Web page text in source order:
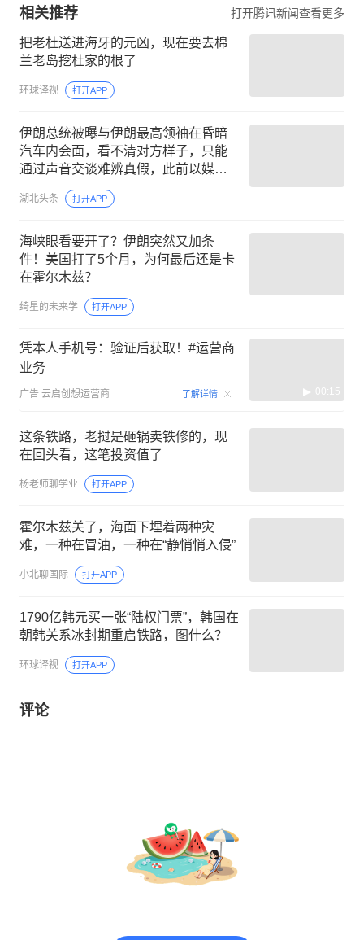
相关推荐 打开腾讯新闻查看更多
把老杜送进海牙的元凶，现在要去棉
兰老岛挖杜家的根了
环球译视 打开APP
伊朗总统被曝与伊朗最高领袖在昏暗
汽车内会面，看不清对方样子，只能
通过声音交谈难辨真假，此前以媒称
穆杰塔巴处于极度危急状态随时会死
湖北头条 打开APP
海峡眼看要开了？伊朗突然又加条
件！美国打了5个月，为何最后还是卡
在霍尔木兹？
绮星的未来学 打开APP
凭本人手机号：验证后获取！#运营商
业务
广告 云启创想运营商 了解详情 00:15
这条铁路，老挝是砸锅卖铁修的，现
在回头看，这笔投资值了
杨老师聊学业 打开APP
霍尔木兹关了，海面下埋着两种灾
难，一种在冒油，一种在“静悄悄入侵”
小北聊国际 打开APP
1790亿韩元买一张“陆权门票”，韩国在
朝韩关系冰封期重启铁路，图什么？
环球译视 打开APP
评论